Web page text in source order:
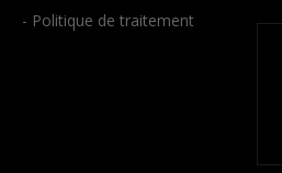
- Politique de traitement